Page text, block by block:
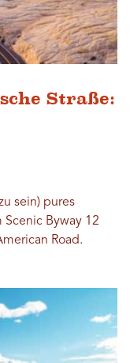
Straße:
sein) pures
Byway 12
Road.